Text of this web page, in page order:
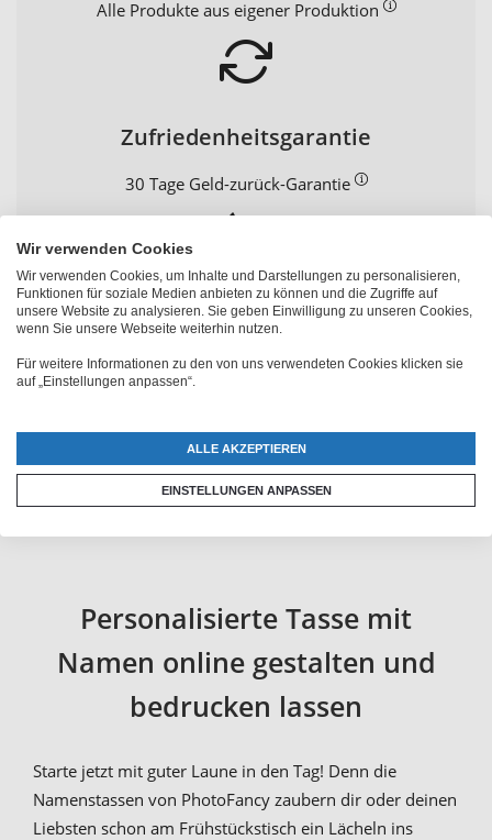
Alle Produkte aus eigener Produktion
Zufriedenheitsgarantie
30 Tage Geld-zurück-Garantie
Persönliche Beratung
+41 52 235 12 88
Personalisierte Tasse mit
Namen online gestalten und
bedrucken lassen
Starte jetzt mit guter Laune in den Tag! Denn die
Namenstassen von PhotoFancy zaubern dir oder deinen
Liebsten schon am Frühstückstisch ein Lächeln ins
Wir verwenden Cookies
Wir verwenden Cookies, um Inhalte und Darstellungen zu personalisieren,
Funktionen für soziale Medien anbieten zu können und die Zugriffe auf
unsere Website zu analysieren. Sie geben Einwilligung zu unseren Cookies,
wenn Sie unsere Webseite weiterhin nutzen.
Für weitere Informationen zu den von uns verwendeten Cookies klicken sie
auf „Einstellungen anpassen“.
ALLE AKZEPTIEREN
EINSTELLUNGEN ANPASSEN